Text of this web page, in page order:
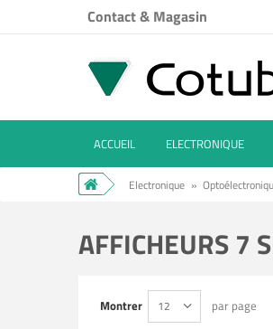
Contact & Magasin
ACCUEIL ELECTRONIQUE
Electronique »
AFFICHEURS 7
Montrer 12 par page